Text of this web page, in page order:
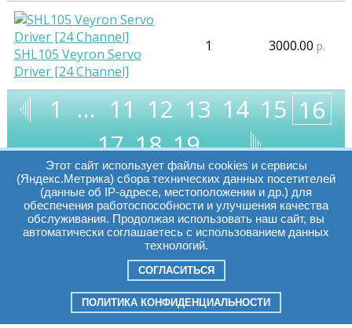
SHL105 Veyron Servo
Driver [24 Channel]
1 3000.00 р.
1 … 11 12 13 14 15 16
17 18 19 …
Часы работы:
Суб. Воскр. вых.
Томск, пр. Ленина г,
д. 159
Этот сайт использует файлы cookies и сервисы
(Яндекс.Метрика) сбора технических данных посетителей
(данные об IP-адресе, местоположении и др.) для
обеспечения работоспособности и улучшения качества
обслуживания. Продолжая использовать наш сайт, вы
автоматически соглашаетесь с использованием данных
технологий.
СОГЛАСИТЬСЯ
ПОЛИТИКА КОНФИДЕНЦИАЛЬНОСТИ